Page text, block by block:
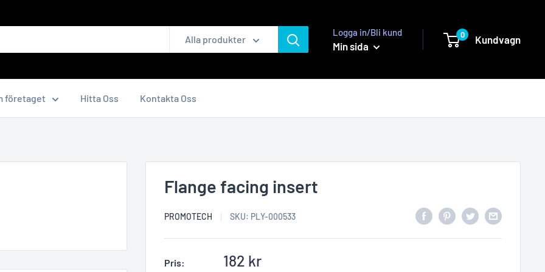
Alla produkter
Logga in/Bli kund
Min sida
0 Kundvagn
företaget Hitta Oss Kontakta Oss
Flange facing insert
PROMOTECH SKU: PLY-000533
Pris: Reapris
182 kr